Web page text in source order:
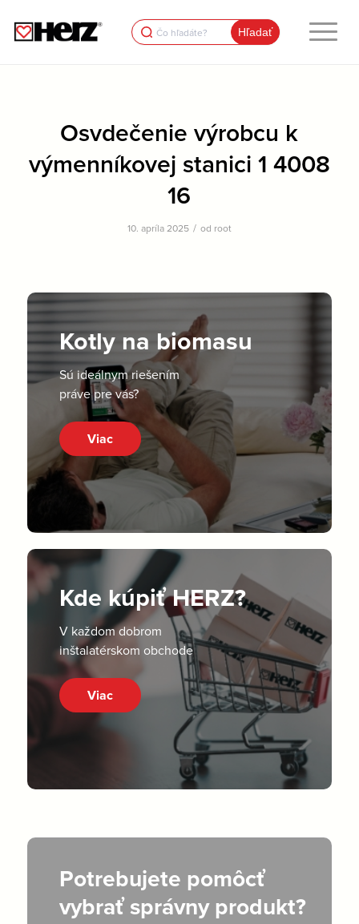
Search
for:
Osvdečenie výrobcu k
výmenníkovej stanici 1 4008
16
10. apríla 2025 / od root
Kotly na biomasu
Sú ideálnym riešením
práve pre vás?
Viac
Kde kúpiť HERZ?
V každom dobrom
inštalatérskom obchode
Viac
Potrebujete pomôcť
vybrať správny produkt?